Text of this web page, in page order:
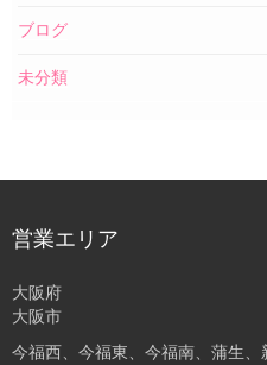
ブログ
未分類
営業エリア
大阪府
大阪市
今福西、今福東、今福南、蒲生